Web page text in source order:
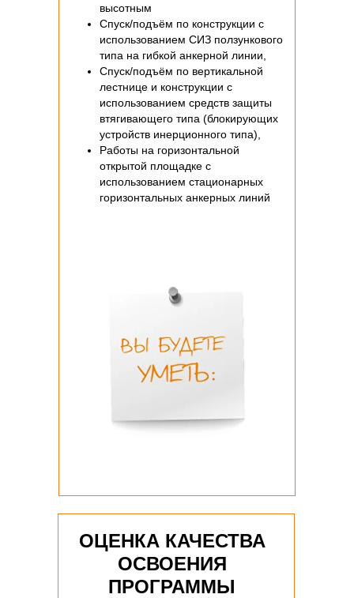
высотным
Спуск/подъём по конструкции с
использованием СИЗ ползункового
типа на гибкой анкерной линии,
Спуск/подъём по вертикальной
лестнице и конструкции с
использованием средств защиты
втягивающего типа (блокирующих
устройств инерционного типа),
Работы на горизонтальной
открытой площадке с
использованием стационарных
горизонтальных анкерных линий
ОЦЕНКА КАЧЕСТВА
ОСВОЕНИЯ
ПРОГРАММЫ